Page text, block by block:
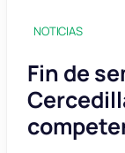
NOTICIAS
Fin de